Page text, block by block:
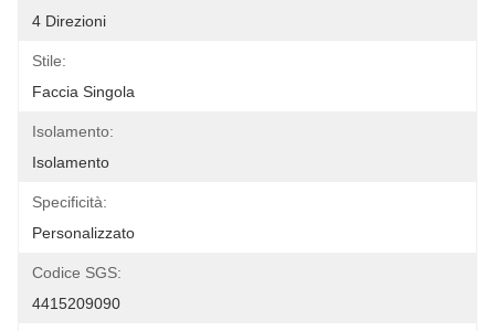
4 Direzioni
Stile:
Faccia Singola
Isolamento:
Isolamento
Specificità:
Personalizzato
Codice SGS:
4415209090